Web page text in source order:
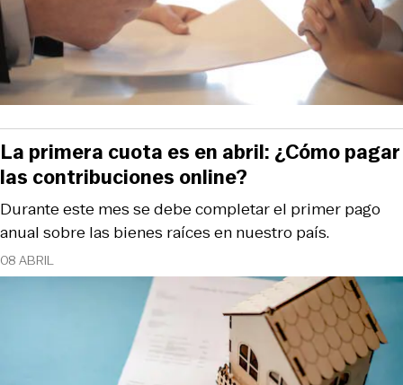
08 ABRIL
Durante este mes se debe completar el primer pago
anual sobre las bienes raíces en nuestro país.
La primera cuota es en abril: ¿Cómo pagar
las contribuciones online?